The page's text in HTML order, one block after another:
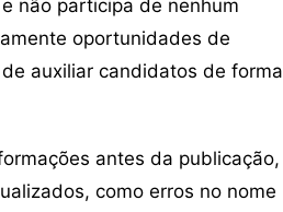
não participa de nenhum
oportunidades de
auxiliar candidatos de forma
antes da publicação,
como erros no nome